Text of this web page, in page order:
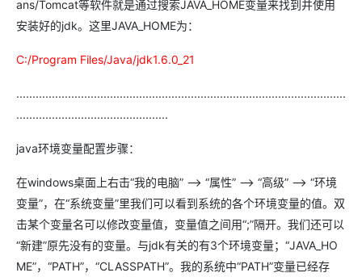
ans/Tomcat等软件就是通过搜索JAVA_HOME变量来找到并使用
安装好的jdk。这里JAVA_HOME为：
C:/Program Files/Java/jdk1.6.0_21
......................................................................................................
...............................................
java环境变量配置步骤：
在windows桌面上右击“我的电脑” —> “属性” —> “高级” —> “环境
变量”，在“系统变量”里我们可以看到系统的各个环境变量的值。双
击某个变量名可以修改变量值，变量值之间用“;”隔开。我们还可以
“新建”原先没有的变量。与jdk有关的有3个环境变量；“JAVA_HO
ME”，“PATH”，“CLASSPATH”。我的系统中“PATH”变量已经存